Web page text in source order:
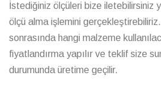
İstediğiniz ölçüleri bize iletebilirsiniz
ölçü alma işlemini
sonrasında hangi malzeme
fiyatlandırma yapılır ve teklif size
durumunda üretime geçilir.